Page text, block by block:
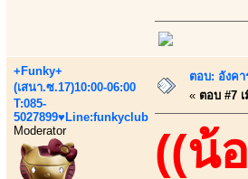
+Funky+
(เสนา.ซ.17)10:00-06:00
T:085-
5027899♥Line:funkyclub
Moderator
ตอบ: อังค
« ตอบ #7
((น้